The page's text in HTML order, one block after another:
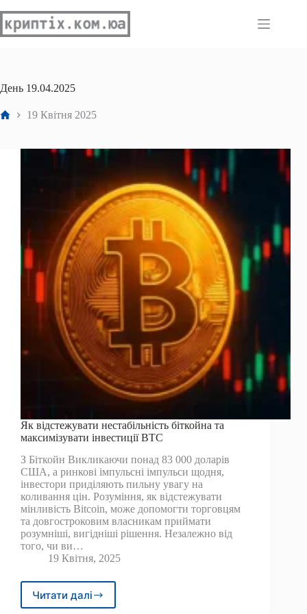
до
вмісту
День 19.04.2025
Головна19 Квітня 2025
Як відстежувати нестабільність біткойна та
максимізувати інвестиції BTC
З Біткойн Викликаючи понад 83 000 доларів
США, а ринкові імпульсні імпульси щодня,
інвестори приділяють пильну увагу на
коливання цін. Розуміння, як відстежувати
мінливість Bitcoin, може допомогти торговцям
та довгостроковим власникам приймати
розумніші, вигідніші рішення. Незалежно від
того, чи ви…
19 Квітня, 2025
Читати далі
Як